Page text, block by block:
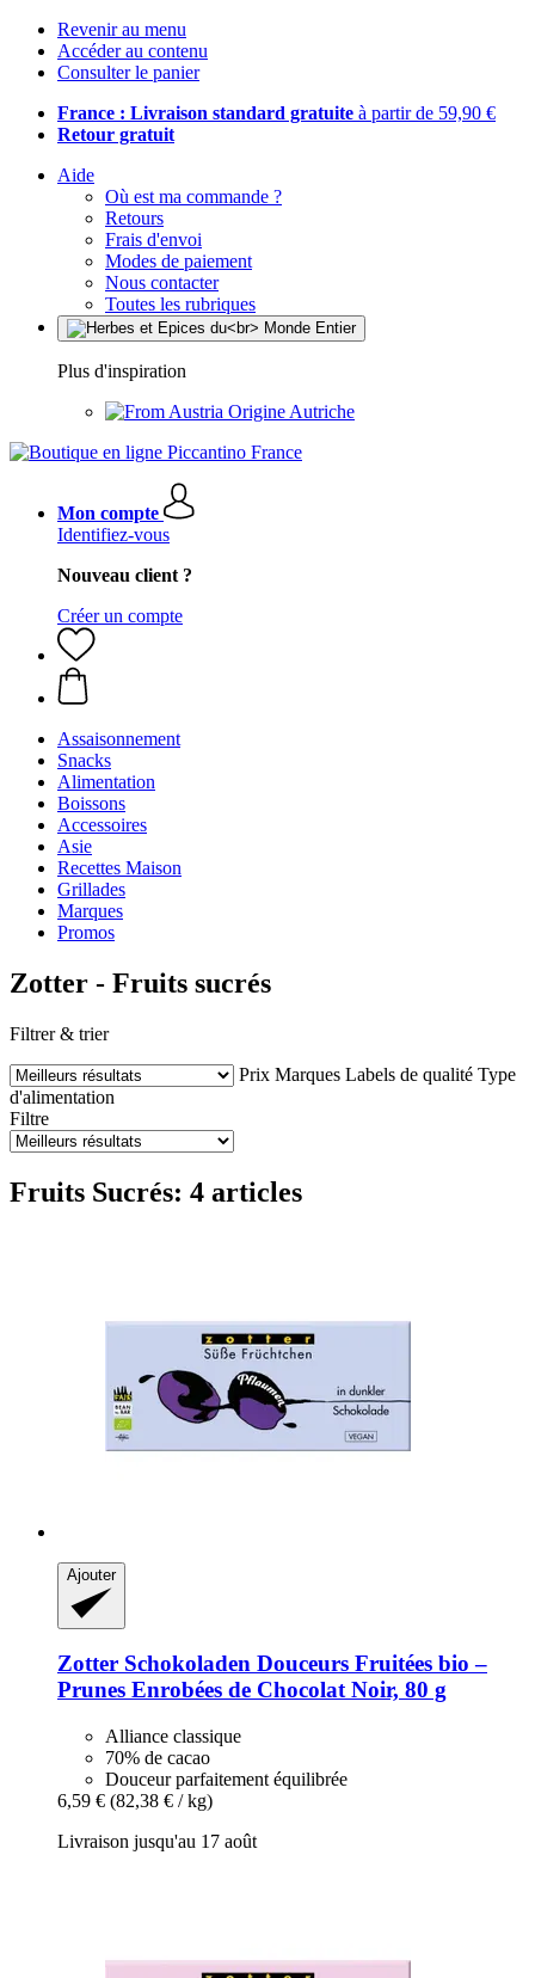
Revenir au menu
Accéder au contenu
Consulter le panier
France : Livraison standard gratuite à partir de 59,90 €
Retour gratuit
Aide
Où est ma commande ?
Retours
Frais d'envoi
Modes de paiement
Nous contacter
Toutes les rubriques
Plus d'inspiration
Origine Autriche
Mon compte
Identifiez-vous
Nouveau client ?
Créer un compte
Assaisonnement
Snacks
Alimentation
Boissons
Accessoires
Asie
Recettes Maison
Grillades
Marques
Promos
Zotter - Fruits sucrés
Filtrer & trier
Prix Marques Labels de qualité Type
d'alimentation
Filtre
Fruits Sucrés: 4 articles
Ajouter
Zotter Schokoladen Douceurs Fruitées bio –
Prunes Enrobées de Chocolat Noir, 80 g
Alliance classique
70% de cacao
Douceur parfaitement équilibrée
6,59 € (82,38 € / kg)
Livraison jusqu'au 17 août